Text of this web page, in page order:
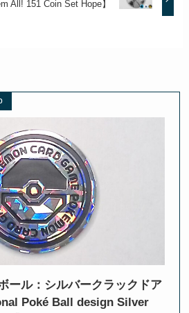
All! 151 Coin Set Hope】
ール：シルバークラックドア
Poké Ball design Silver